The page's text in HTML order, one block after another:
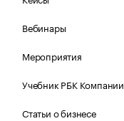
Вебинары
Мероприятия
Учебник РБК Компании
Статьи о бизнесе